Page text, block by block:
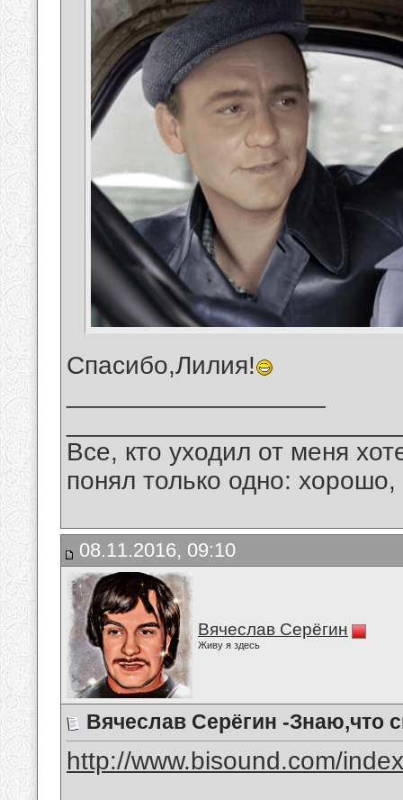
Спасибо,Лилия!
Все, кто уходил от меня
понял только одно:
08.11.2016, 09:10
Вячеслав Серёгин
Живу я здесь
Вячеслав Серёгин -Знаю,что
http://www.bisound.com/